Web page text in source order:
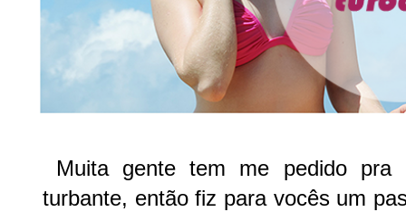
Muita gente tem me pedido pra
turbante, então fiz para vocês um